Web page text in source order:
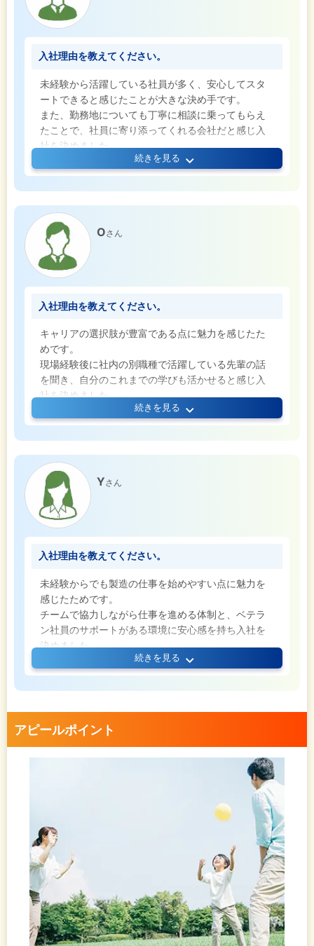
入社理由を教えてください。
未経験から活躍している社員が多く、安心してスタ
ートできると感じたことが大きな決め手です。
また、勤務地についても丁寧に相談に乗ってもらえ
たことで、社員に寄り添ってくれる会社だと感じ入
社を決めました。
続きを見る
Oさん
入社理由を教えてください。
キャリアの選択肢が豊富である点に魅力を感じたた
めです。
現場経験後に社内の別職種で活躍している先輩の話
を聞き、自分のこれまでの学びも活かせると感じ入
社を決めました。
続きを見る
Yさん
入社理由を教えてください。
未経験からでも製造の仕事を始めやすい点に魅力を
感じたためです。
チームで協力しながら仕事を進める体制と、ベテラ
ン社員のサポートがある環境に安心感を持ち入社を
決めました。
続きを見る
アピールポイント